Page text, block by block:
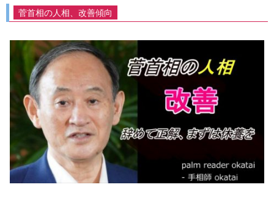
菅首相の人相、改善傾向